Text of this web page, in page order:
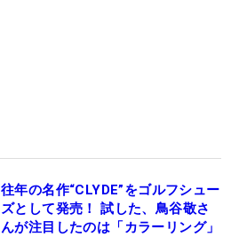
往年の名作“CLYDE”をゴルフシュー
ズとして発売！ 試した、鳥谷敬さ
んが注目したのは「カラーリング」